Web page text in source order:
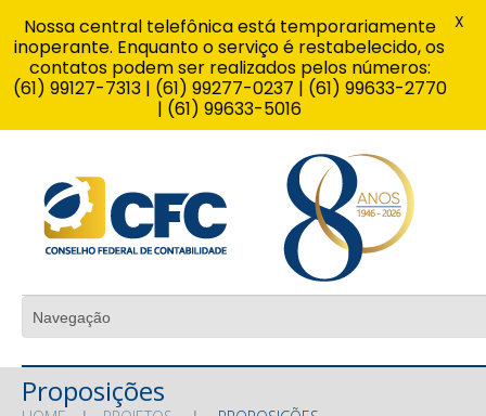
Proposições
Nossa central telefônica está temporariamente
inoperante. Enquanto o serviço é restabelecido, os
contatos podem ser realizados pelos números:
(61) 99127-7313 | (61) 99277-0237 | (61) 99633-2770
| (61) 99633-5016
X